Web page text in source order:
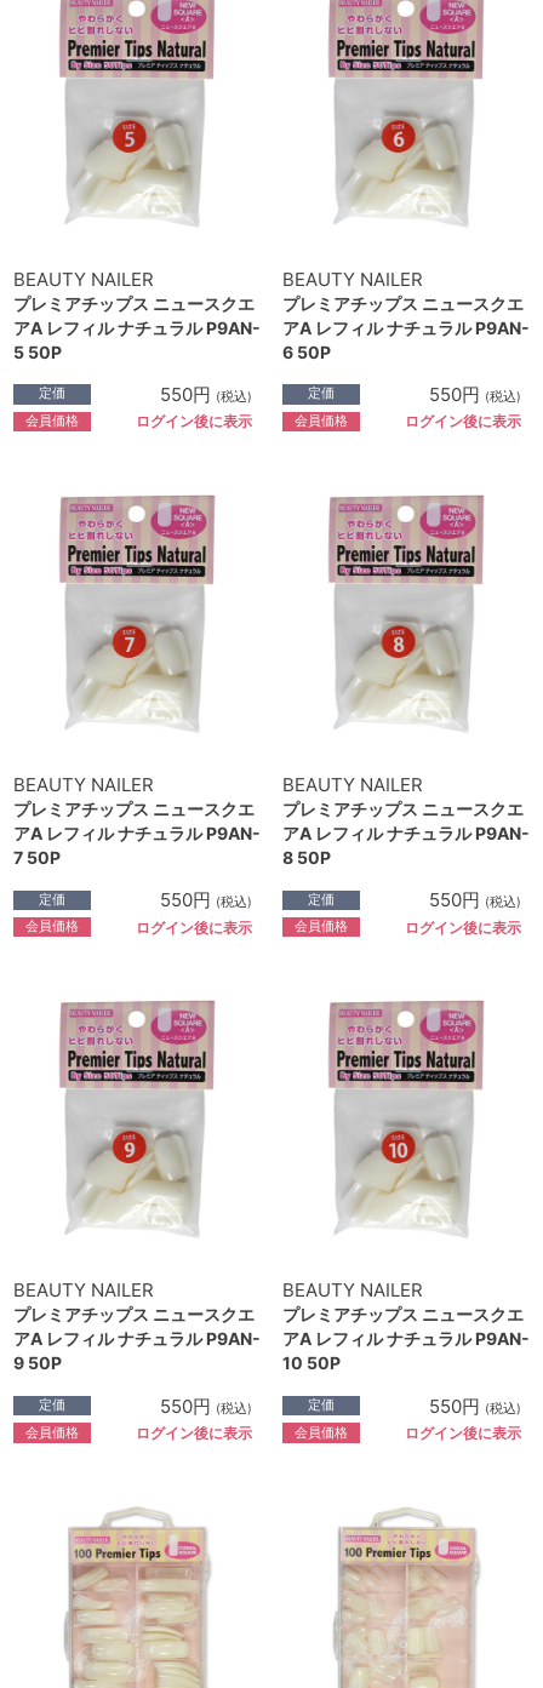
BEAUTY NAILER
プレミアチップス ニュースクエ
アA レフィル ナチュラル P9AN-
5 50P
定価 550円 (税込)
会員価格 ログイン後に表示
BEAUTY NAILER
プレミアチップス ニュースクエ
アA レフィル ナチュラル P9AN-
6 50P
定価 550円 (税込)
会員価格 ログイン後に表示
BEAUTY NAILER
プレミアチップス ニュースクエ
アA レフィル ナチュラル P9AN-
7 50P
定価 550円 (税込)
会員価格 ログイン後に表示
BEAUTY NAILER
プレミアチップス ニュースクエ
アA レフィル ナチュラル P9AN-
8 50P
定価 550円 (税込)
会員価格 ログイン後に表示
BEAUTY NAILER
プレミアチップス ニュースクエ
アA レフィル ナチュラル P9AN-
9 50P
定価 550円 (税込)
会員価格 ログイン後に表示
BEAUTY NAILER
プレミアチップス ニュースクエ
アA レフィル ナチュラル P9AN-
10 50P
定価 550円 (税込)
会員価格 ログイン後に表示